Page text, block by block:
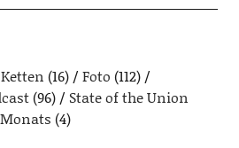
(16) Foto (112)
(96)
State of the Union
(4)